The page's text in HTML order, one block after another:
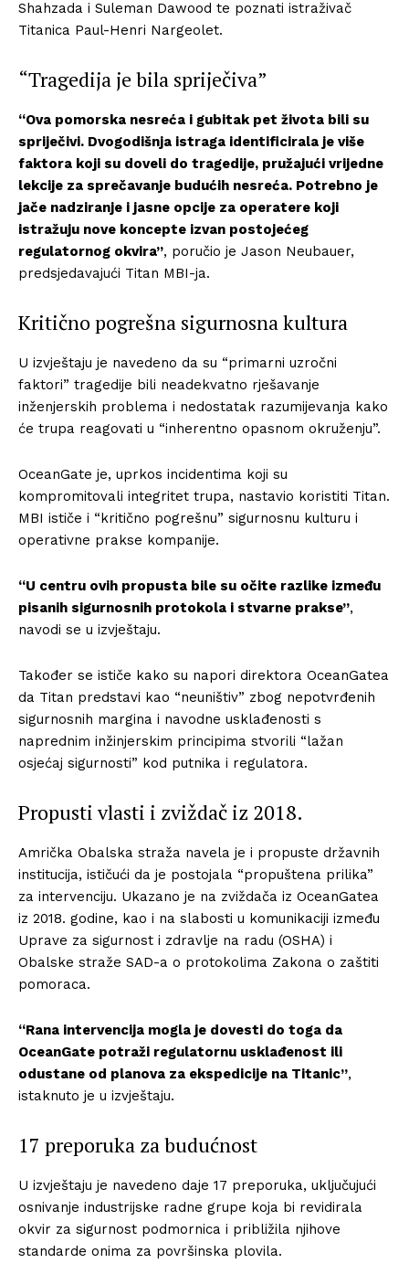
Shahzada i Suleman Dawood te poznati istraživač
Titanica Paul-Henri Nargeolet.
“Tragedija je bila spriječiva”
“Ova pomorska nesreća i gubitak pet života bili su
spriječivi. Dvogodišnja istraga identificirala je više
faktora koji su doveli do tragedije, pružajući vrijedne
lekcije za sprečavanje budućih nesreća. Potrebno je
jače nadziranje i jasne opcije za operatere koji
istražuju nove koncepte izvan postojećeg
regulatornog okvira”, poručio je Jason Neubauer,
predsjedavajući Titan MBI-ja.
Kritično pogrešna sigurnosna kultura
U izvještaju je navedeno da su “primarni uzročni
faktori” tragedije bili neadekvatno rješavanje
inženjerskih problema i nedostatak razumijevanja kako
će trupa reagovati u “inherentno opasnom okruženju”.
OceanGate je, uprkos incidentima koji su
kompromitovali integritet trupa, nastavio koristiti Titan.
MBI ističe i “kritično pogrešnu” sigurnosnu kulturu i
operativne prakse kompanije.
“U centru ovih propusta bile su očite razlike između
pisanih sigurnosnih protokola i stvarne prakse”,
navodi se u izvještaju.
Također se ističe kako su napori direktora OceanGatea
da Titan predstavi kao “neuništiv” zbog nepotvrđenih
sigurnosnih margina i navodne usklađenosti s
naprednim inžinjerskim principima stvorili “lažan
osjećaj sigurnosti” kod putnika i regulatora.
Propusti vlasti i zviždač iz 2018.
Amrička Obalska straža navela je i propuste državnih
institucija, ističući da je postojala “propuštena prilika”
za intervenciju. Ukazano je na zviždača iz OceanGatea
iz 2018. godine, kao i na slabosti u komunikaciji između
Uprave za sigurnost i zdravlje na radu (OSHA) i
Obalske straže SAD-a o protokolima Zakona o zaštiti
pomoraca.
“Rana intervencija mogla je dovesti do toga da
OceanGate potraži regulatornu usklađenost ili
odustane od planova za ekspedicije na Titanic”,
istaknuto je u izvještaju.
17 preporuka za budućnost
U izvještaju je navedeno daje 17 preporuka, uključujući
osnivanje industrijske radne grupe koja bi revidirala
okvir za sigurnost podmornica i približila njihove
standarde onima za površinska plovila.